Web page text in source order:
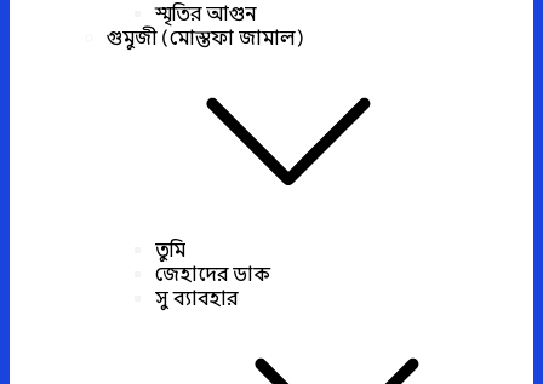
স্মৃতির আগুন
গুমুজী (মোস্তফা জামাল)
তুমি
জেহাদের ডাক
সু ব্যাবহার